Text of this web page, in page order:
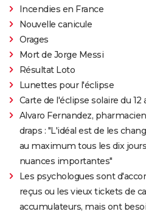
Incendies en France
Nouvelle canicule
Orages
Mort de Jorge Messi
Résultat Loto
Lunettes pour l'éclipse
Carte de l'éclipse solaire du 12
Alvaro Fernandez,
draps : "L'idéal est de les
au maximum tous les dix
nuances importantes"
Les psychologues sont
reçus ou les vieux tickets de
accumulateurs, mais ont